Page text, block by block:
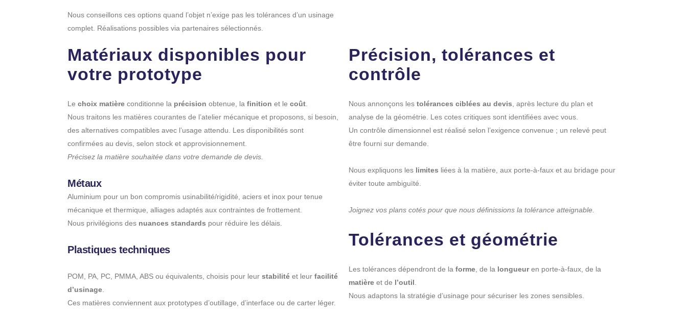
Nous conseillons ces options quand l’objet n’exige pas les tolérances d’un usinage
complet. Réalisations possibles via partenaires sélectionnés.
Matériaux disponibles pour
votre prototype
Le choix matière conditionne la précision obtenue, la finition et le coût
Nous traitons les matières courantes de l’atelier mécanique et proposons, si besoin,
des alternatives compatibles avec l’usage attendu. Les disponibilités sont
confirmées au devis, selon stock et approvisionnement.
Précisez la matière souhaitée dans votre demande de devis.
Métaux
Aluminium pour un bon compromis usinabilité/rigidité, aciers et inox pour tenue
mécanique et thermique, alliages adaptés aux contraintes de frottement.
Nous privilégions des nuances standards pour réduire les délais.
Plastiques techniques
POM, PA, PC, PMMA, ABS ou équivalents, choisis pour leur stabilité et leur facilité
d’usinage
Ces matières conviennent aux prototypes d’outillage, d’interface ou de carter léger.
Précision, tolérances et
contrôle
Nous annonçons les tolérances ciblées au devis , après lecture du plan et
analyse de la géométrie. Les cotes critiques sont identifiées avec vous.
Un contrôle dimensionnel est réalisé selon l’exigence convenue ; un relevé peut
être fourni sur demande.
Nous expliquons les limites liées à la matière, aux porte-à-faux et au bridage pour
éviter toute ambiguïté.
Joignez vos plans cotés pour que nous définissions la tolérance atteignable.
Tolérances et géométrie
Les tolérances dépendront de la forme , de la longueuren porte-à-faux, de la
matière et de l’outil
Nous adaptons la stratégie d’usinage pour sécuriser les zones sensibles.